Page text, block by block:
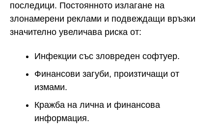
последици. Постоянното излагане на
злонамерени реклами и подвеждащи връзки
значително увеличава риска от:
Инфекции със зловреден софтуер.
Финансови загуби, произтичащи от
измами.
Кражба на лична и финансова
информация.